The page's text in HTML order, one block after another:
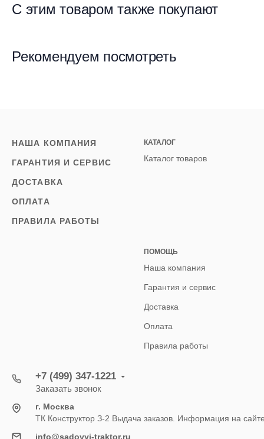
С этим товаром также покупают
Рекомендуем посмотреть
НАША КОМПАНИЯ
ГАРАНТИЯ И СЕРВИС
ДОСТАВКА
ОПЛАТА
ПРАВИЛА РАБОТЫ
КАТАЛОГ
Каталог товаров
ПОМОЩЬ
Наша компания
Гарантия и сервис
Доставка
Оплата
Правила работы
+7 (499) 347-1221
Заказать звонок
г. Москва
ТК Конструктор З-2 Выдача заказов. Информация на
info@sadovyj-traktor.ru